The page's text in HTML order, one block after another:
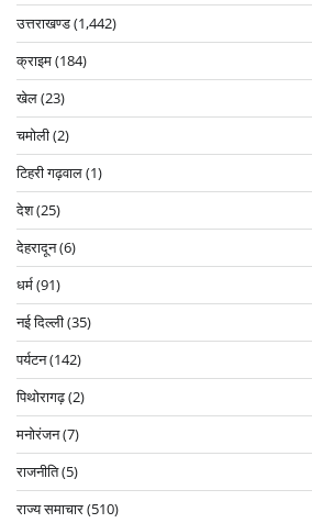
उत्तराखण्ड(1,442)
क्राइम(184)
खेल(23)
चमोली(2)
टिहरी गढ़वाल(1)
देश(25)
देहरादून(6)
धर्म(91)
नई दिल्ली(35)
पर्यटन(142)
पिथोरागढ़(2)
मनोरंजन(7)
राजनीति(5)
राज्य समाचार(510)